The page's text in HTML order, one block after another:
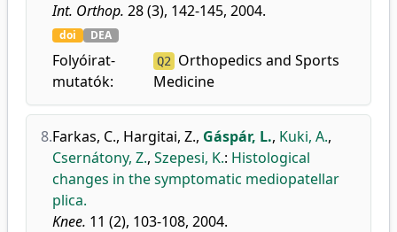
Int. Orthop. 28 (3), 142-145, 2004.
doi DEA
Folyóirat-
mutatók:
Q2 Orthopedics and Sports
Medicine
8.Farkas, C., Hargitai, Z., Gáspár, L., Kuki, A.,
Csernátony, Z., Szepesi, K.: Histological
changes in the symptomatic mediopatellar
plica.
Knee. 11 (2), 103-108, 2004.